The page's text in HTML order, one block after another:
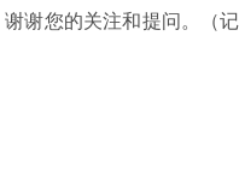
谢您的关注和提问。（